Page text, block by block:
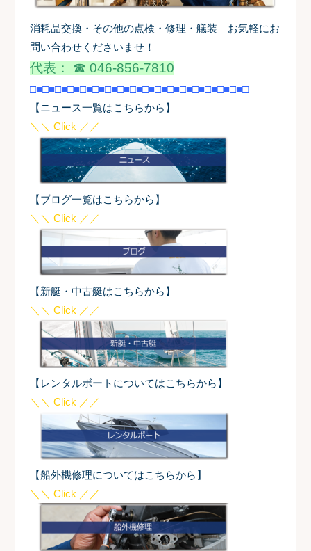
消耗品交換・その他の点検・修理・艤装 お気軽にお
問い合わせくださいませ！
代表： ☎ 046-856-7810
□■□■□■□■□■□■□■□■□■□■□■□■□■□■□■□■□■□
【ニュース一覧はこちらから】
＼＼ Click ／／
【ブログ一覧はこちらから】
＼＼ Click ／／
【新艇・中古艇はこちらから】
＼＼ Click ／／
【レンタルボートについてはこちらから】
＼＼ Click ／／
【船外機修理についてはこちらから】
＼＼ Click ／／